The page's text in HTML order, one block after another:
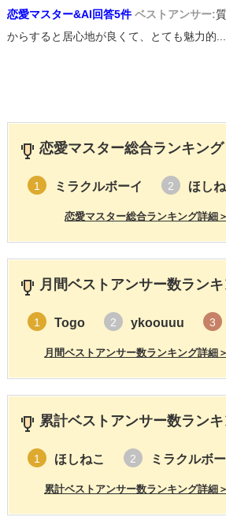
恋愛マスター&AI回答5件 ベストアンサー:
からすると居心地が良くて、とても魅力的...
恋愛マスター総合ランキング
1 ミラクルボーイ 2 ほし
恋愛マスター総合ランキング詳細
月間ベストアンサー数ランキ
1 Togo 2 ykoouuu 3
月間ベストアンサー数ランキング詳細
累計ベストアンサー数ラン
1 ほしねこ 2 ミラクルボ
累計ベストアンサー数ランキング詳細